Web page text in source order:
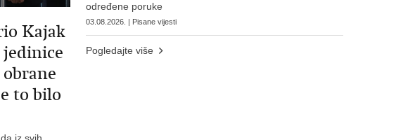
Kajak
jedinice
to bilo
određene poruke
03.08.2026. | Pisane vijesti
Pogledajte više